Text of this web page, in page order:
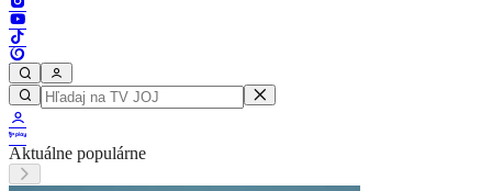
Aktuálne populárne